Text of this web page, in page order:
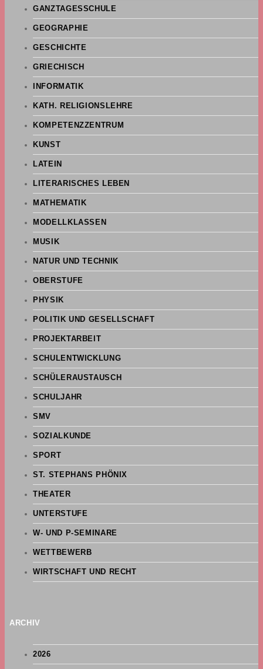
GANZTAGESSCHULE
GEOGRAPHIE
GESCHICHTE
GRIECHISCH
INFORMATIK
KATH. RELIGIONSLEHRE
KOMPETENZZENTRUM
KUNST
LATEIN
LITERARISCHES LEBEN
MATHEMATIK
MODELLKLASSEN
MUSIK
NATUR UND TECHNIK
OBERSTUFE
PHYSIK
POLITIK UND GESELLSCHAFT
PROJEKTARBEIT
SCHULENTWICKLUNG
SCHÜLERAUSTAUSCH
SCHULJAHR
SMV
SOZIALKUNDE
SPORT
ST. STEPHANS PHÖNIX
THEATER
UNTERSTUFE
W- UND P-SEMINARE
WETTBEWERB
WIRTSCHAFT UND RECHT
ARCHIV
2026